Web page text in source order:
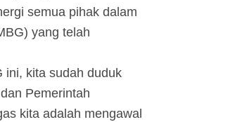
semua pihak dalam
yang telah
ini, kita sudah duduk
Pemerintah
kita adalah mengawal